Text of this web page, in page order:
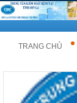
TRANG CHỦ